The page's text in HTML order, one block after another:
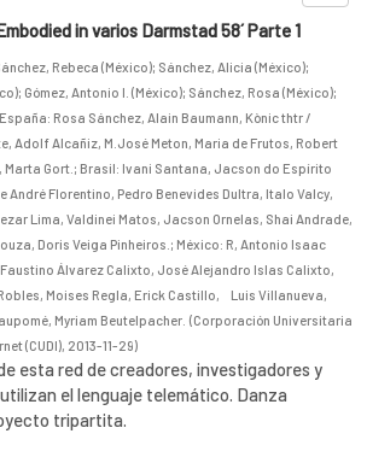
in varios Darmstad 58´ Parte 1
Rebeca (México); Sánchez, Alicia (México);
; Gómez, Antonio I. (México); Sánchez, Rosa (México);
España: Rosa Sánchez, Alain Baumann, Kònic thtr /
Adolf Alcañiz, M.José Meton, Maria de Frutos, Robert
Gort. ; Brasil: Ivani Santana, Jacson do Espírito
André Florentino, Pedro Benevides Dultra, Italo Valcy,
Lima, Valdinei Matos, Jacson Ornelas, Shai Andrade,
Doris Veiga Pinheiros. ; México: R, Antonio Isaac
Álvarez Calixto, José Alejandro Islas Calixto,
Moises Regla, Erick Castillo, Luis Villanueva,
Myriam Beutelpacher. (Corporación Universitaria
(CUDI), 2013-11-29)
esta red de creadores, investigadores y
el lenguaje telemático. Danza
tripartita.